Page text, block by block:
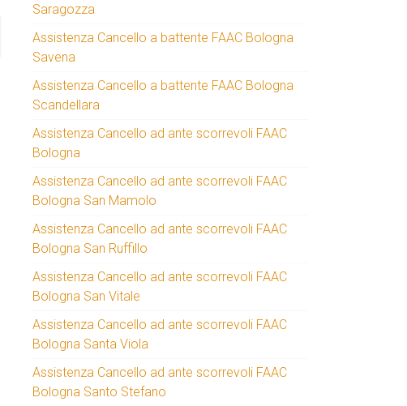
Saragozza
Assistenza Cancello a battente FAAC Bologna
Savena
Assistenza Cancello a battente FAAC Bologna
Scandellara
Assistenza Cancello ad ante scorrevoli FAAC
Bologna
Assistenza Cancello ad ante scorrevoli FAAC
Bologna San Mamolo
Assistenza Cancello ad ante scorrevoli FAAC
Bologna San Ruffillo
Assistenza Cancello ad ante scorrevoli FAAC
Bologna San Vitale
Assistenza Cancello ad ante scorrevoli FAAC
Bologna Santa Viola
Assistenza Cancello ad ante scorrevoli FAAC
Bologna Santo Stefano